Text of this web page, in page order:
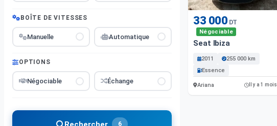
BOÎTE DE VITESSES
Manuelle Automatique
OPTIONS
Négociable Échange
6
33 000 DT
Négociable
Seat Ibiza
2011
255 000 km
Essence
Ariana Il y a 1 mois